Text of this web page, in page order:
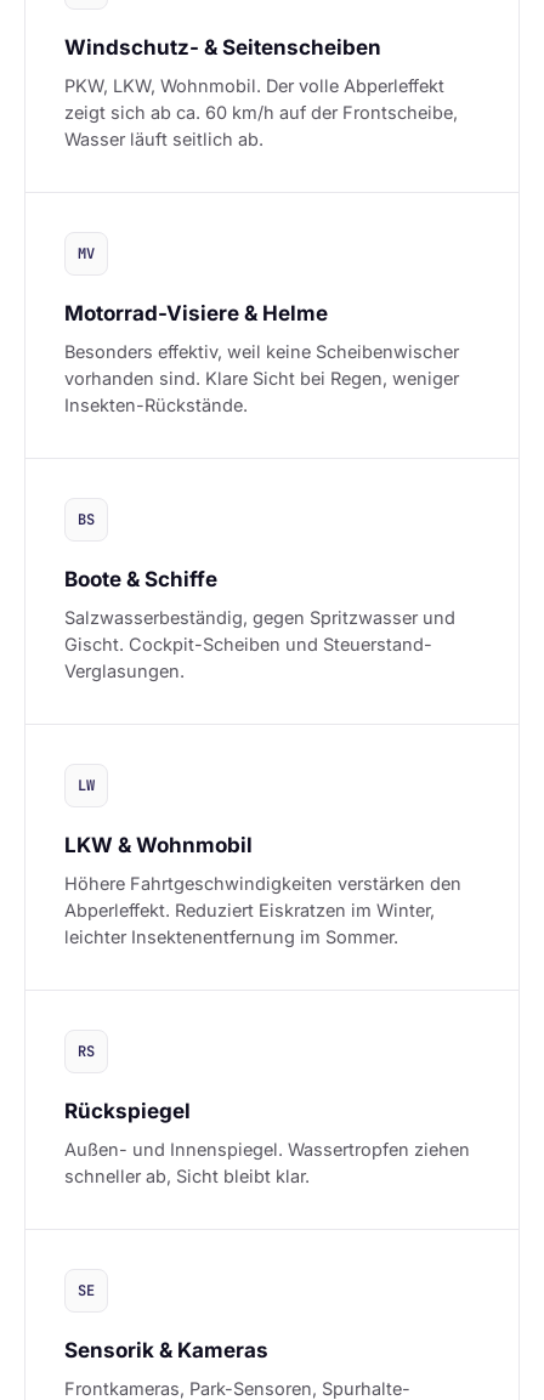
Windschutz- & Seitenscheiben
PKW, LKW, Wohnmobil. Der volle Abperleffekt
zeigt sich ab ca. 60 km/h auf der Frontscheibe,
Wasser läuft seitlich ab.
MV
Motorrad-Visiere & Helme
Besonders effektiv, weil keine Scheibenwischer
vorhanden sind. Klare Sicht bei Regen, weniger
Insekten-Rückstände.
BS
Boote & Schiffe
Salzwasserbeständig, gegen Spritzwasser und
Gischt. Cockpit-Scheiben und Steuerstand-
Verglasungen.
LW
LKW & Wohnmobil
Höhere Fahrtgeschwindigkeiten verstärken den
Abperleffekt. Reduziert Eiskratzen im Winter,
leichter Insektenentfernung im Sommer.
RS
Rückspiegel
Außen- und Innenspiegel. Wassertropfen ziehen
schneller ab, Sicht bleibt klar.
SE
Sensorik & Kameras
Frontkameras, Park-Sensoren, Spurhalte-